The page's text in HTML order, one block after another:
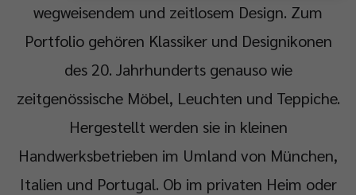
wegweisendem und zeitlosem Design. Zum
Portfolio gehören Klassiker und Designikonen
des 20. Jahrhunderts genauso wie
zeitgenössische Möbel, Leuchten und Teppiche.
Hergestellt werden sie in kleinen
Handwerksbetrieben im Umland von München,
Italien und Portugal. Ob im privaten Heim oder